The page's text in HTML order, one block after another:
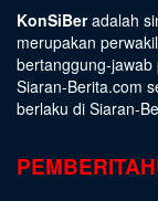
KonSiBeradalah
merupakan
bertanggung-
Siaran-Berita.com
berlaku di Siaran-